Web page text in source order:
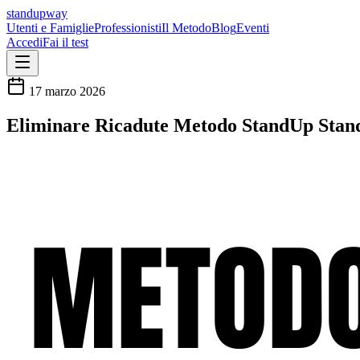
standupway
Utenti e FamiglieProfessionistiIl MetodoBlogEventi
AccediFai il test
17 marzo 2026
Eliminare Ricadute Metodo StandUp